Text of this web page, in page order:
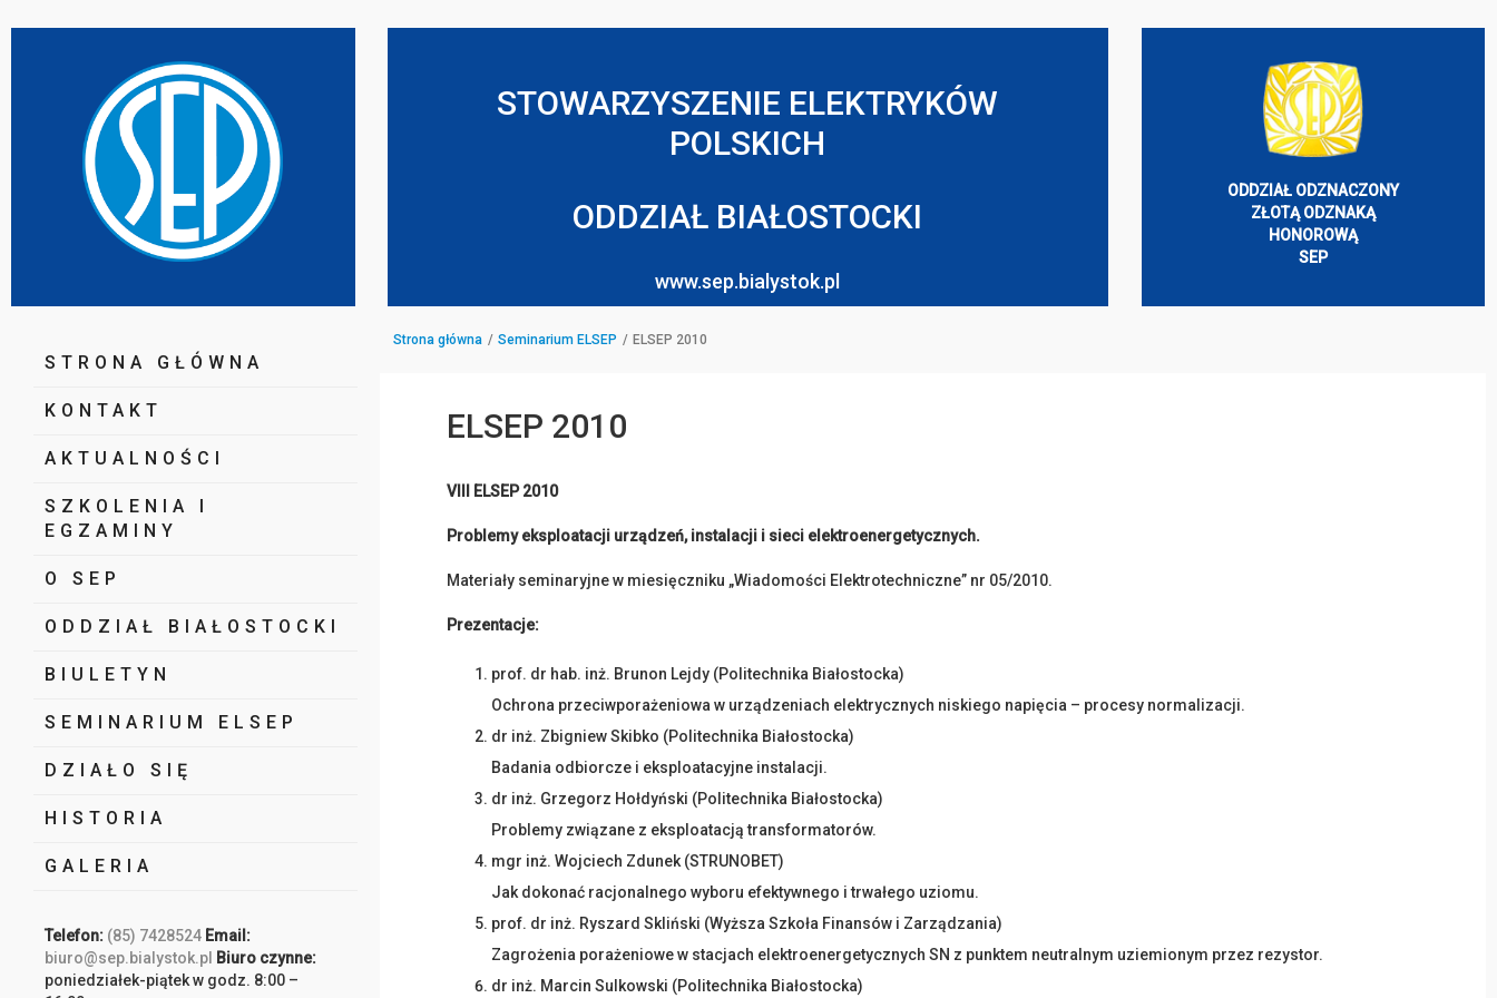
STOWARZYSZENIE ELEKTRYKÓW
POLSKICH
ODDZIAŁ BIAŁOSTOCKI
www.sep.bialystok.pl
ODDZIAŁ ODZNACZONY
ZŁOTĄ ODZNAKĄ
HONOROWĄ
SEP
STRONA GŁÓWNA
KONTAKT
AKTUALNOŚCI
SZKOLENIA I
EGZAMINY
O SEP
ODDZIAŁ BIAŁOSTOCKI
BIULETYN
SEMINARIUM ELSEP
DZIAŁO SIĘ
HISTORIA
GALERIA
Telefon: (85) 7428524 Email:
biuro@sep.bialystok.pl
Biuro czynne:
poniedziałek-piątek w godz. 8:00 –
Strona główna Seminarium ELSEP ELSEP 2010
ELSEP 2010
VIII ELSEP 2010
Problemy eksploatacji urządzeń, instalacji i sieci elektroenergetycznych.
Materiały seminaryjne w miesięczniku „Wiadomości Elektrotechniczne” nr 05/2010.
Prezentacje:
prof. dr hab. inż. Brunon Lejdy (Politechnika Białostocka)
Ochrona przeciwporażeniowa w urządzeniach elektrycznych niskiego napięcia – procesy normalizacji.
dr inż. Zbigniew Skibko (Politechnika Białostocka)
Badania odbiorcze i eksploatacyjne instalacji.
dr inż. Grzegorz Hołdyński (Politechnika Białostocka)
Problemy związane z eksploatacją transformatorów.
mgr inż. Wojciech Zdunek (STRUNOBET)
Jak dokonać racjonalnego wyboru efektywnego i trwałego uziomu.
prof. dr inż. Ryszard Skliński (Wyższa Szkoła Finansów i Zarządzania)
Zagrożenia porażeniowe w stacjach elektroenergetycznych SN z punktem neutralnym uziemionym przez rezystor.
dr inż. Marcin Sulkowski (Politechnika Białostocka)